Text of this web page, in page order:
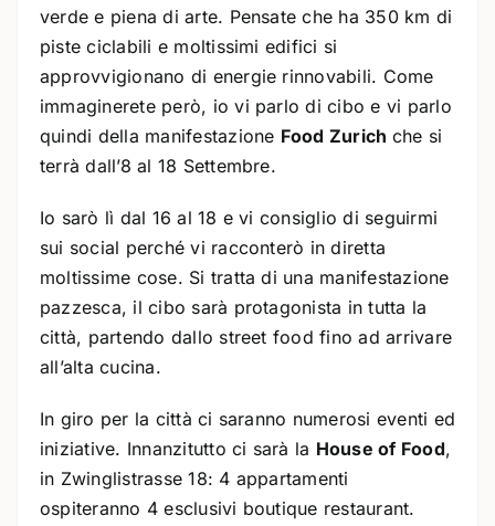
verde e piena di arte. Pensate che ha 350 km di
piste ciclabili e moltissimi edifici si
approvvigionano di energie rinnovabili. Come
immaginerete però, io vi parlo di cibo e vi parlo
quindi della manifestazione Food Zurich che si
terrà dall’8 al 18 Settembre.
Io sarò lì dal 16 al 18 e vi consiglio di seguirmi
sui social perché vi racconterò in diretta
moltissime cose. Si tratta di una manifestazione
pazzesca, il cibo sarà protagonista in tutta la
città, partendo dallo street food fino ad arrivare
all’alta cucina.
In giro per la città ci saranno numerosi eventi ed
iniziative. Innanzitutto ci sarà la House of Food,
in Zwinglistrasse 18: 4 appartamenti
ospiteranno 4 esclusivi boutique restaurant.